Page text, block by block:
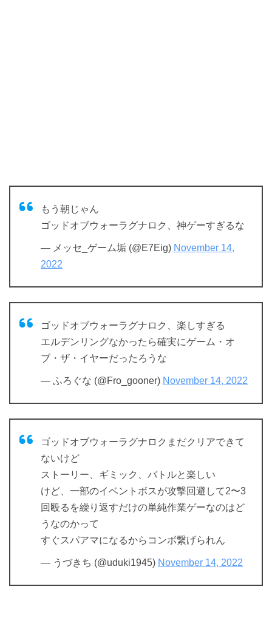
もう朝じゃん
ゴッドオブウォーラグナロク、神ゲーすぎるな
— メッセ_ゲーム垢 (@E7Eig) November 14,
2022
ゴッドオブウォーラグナロク、楽しすぎる
エルデンリングなかったら確実にゲーム・オ
ブ・ザ・イヤーだったろうな
— ふろぐな (@Fro_gooner) November 14, 2022
ゴッドオブウォーラグナロクまだクリアできて
ないけど
ストーリー、ギミック、バトルと楽しい
けど、一部のイベントボスが攻撃回避して2〜3
回殴るを繰り返すだけの単純作業ゲーなのはど
うなのかって
すぐスパアマになるからコンボ繋げられん
— うづきち (@uduki1945) November 14, 2022